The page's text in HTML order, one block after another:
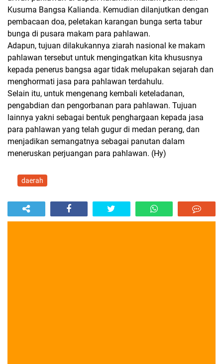
Kusuma Bangsa Kalianda. Kemudian dilanjutkan dengan
pembacaan doa, peletakan karangan bunga serta tabur
bunga di pusara makam para pahlawan.
Adapun, tujuan dilakukannya ziarah nasional ke makam
pahlawan tersebut untuk mengingatkan kita khususnya
kepada penerus bangsa agar tidak melupakan sejarah dan
menghormati jasa para pahlawan terdahulu.
Selain itu, untuk mengenang kembali keteladanan,
pengabdian dan pengorbanan para pahlawan. Tujuan
lainnya yakni sebagai bentuk penghargaan kepada jasa
para pahlawan yang telah gugur di medan perang, dan
menjadikan semangatnya sebagai panutan dalam
meneruskan perjuangan para pahlawan. (Hy)
daerah